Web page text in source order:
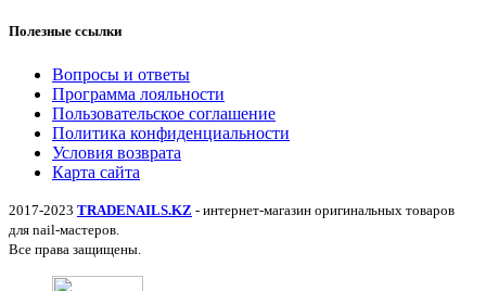
Полезные ссылки
Вопросы и ответы
Программа лояльности
Пользовательское соглашение
Политика конфиденциальности
Условия возврата
Карта сайта
2017-2023 TRADENAILS.KZ - интернет-магазин оригинальных товаров
для nail-мастеров.
Все права защищены.